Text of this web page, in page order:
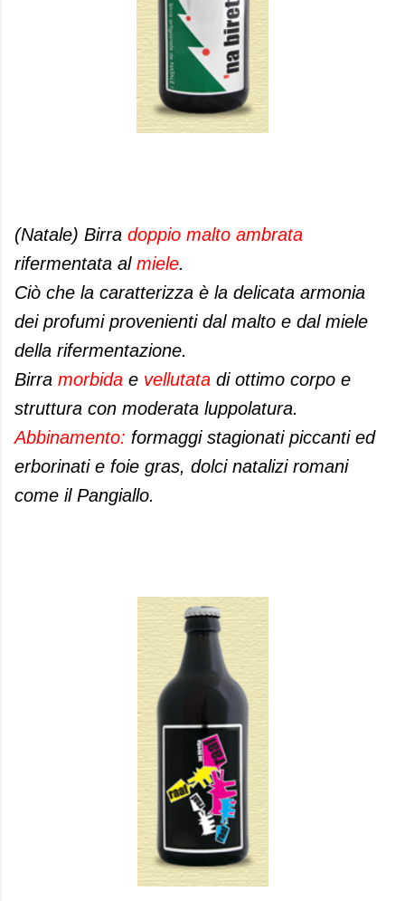
(Natale) Birra doppio malto ambrata
rifermentata al miele.
Ciò che la caratterizza è la delicata armonia
dei profumi provenienti dal malto e dal miele
della rifermentazione.
Birra morbida e vellutata di ottimo corpo e
struttura con moderata luppolatura.
Abbinamento: formaggi stagionati piccanti ed
erborinati e foie gras, dolci natalizi romani
come il Pangiallo.